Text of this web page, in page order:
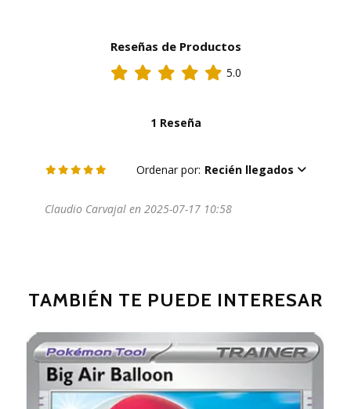
Reseñas de Productos
5.0
1 Reseña
Ordenar por: Recién llegados
Claudio Carvajal en 2025-07-17 10:58
TAMBIÉN TE PUEDE INTERESAR